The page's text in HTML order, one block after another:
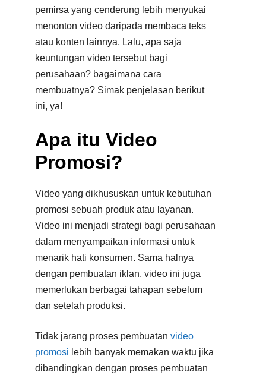
pemirsa yang cenderung lebih menyukai
menonton video daripada membaca teks
atau konten lainnya. Lalu, apa saja
keuntungan video tersebut bagi
perusahaan? bagaimana cara
membuatnya? Simak penjelasan berikut
ini, ya!
Apa itu Video
Promosi?
Video yang dikhususkan untuk kebutuhan
promosi sebuah produk atau layanan.
Video ini menjadi strategi bagi perusahaan
dalam menyampaikan informasi untuk
menarik hati konsumen. Sama halnya
dengan pembuatan iklan, video ini juga
memerlukan berbagai tahapan sebelum
dan setelah produksi.
Tidak jarang proses pembuatan video
promosi lebih banyak memakan waktu jika
dibandingkan dengan proses pembuatan